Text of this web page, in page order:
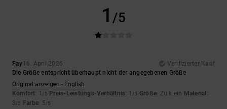
1 /5
Fay16. April 2026
Verifizierter Kauf
Die Größe entspricht überhaupt nicht der angegebenen Größe
Original anzeigen - English
Komfort: 1 /5 Preis-Leistungs-Verhältnis: 1 /5 Größe: Zu klein Material :
3/5 Farbe: 5/5